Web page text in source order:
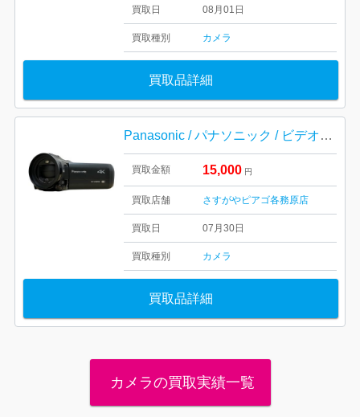
買取日 08月01日
買取種別 カメラ
買取品詳細
Panasonic / パナソニック / ビデオカメラ / デジタルカメラ / カメラ / HC-VX985M
買取金額 15,000 円
買取店舗 さすがやピアゴ各務原店
買取日 07月30日
買取種別 カメラ
買取品詳細
カメラの買取実績一覧